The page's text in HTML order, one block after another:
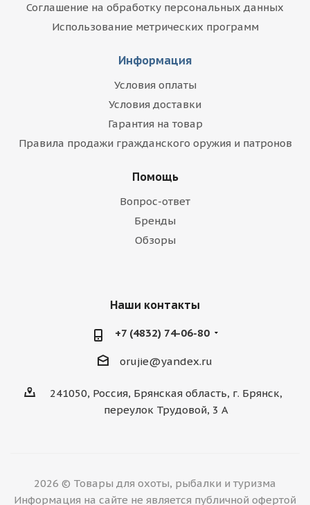
Соглашение на обработку персональных данных
Использование метрических программ
Информация
Условия оплаты
Условия доставки
Гарантия на товар
Правила продажи гражданского оружия и патронов
Помощь
Вопрос-ответ
Бренды
Обзоры
Наши контакты
+7 (4832) 74-06-80
orujie@yandex.ru
241050, Россия, Брянская область, г. Брянск,
переулок Трудовой, 3 А
2026 © Товары для охоты, рыбалки и туризма
Информация на сайте не является публичной офертой